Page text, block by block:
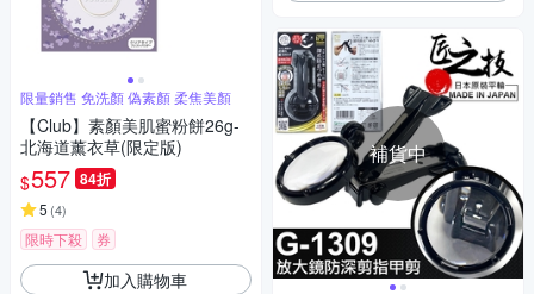
限量銷售 免洗顏 偽素顏 柔焦美顏
【Club】素顏美肌蜜粉餅26g-
北海道薰衣草(限定版)
$557 84折
5 (4)
限時下殺 券
加入購物車
補貨中